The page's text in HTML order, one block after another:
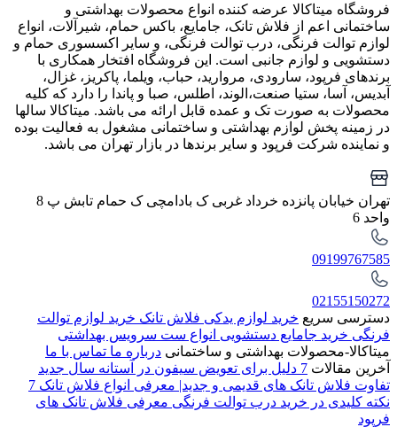
فروشگاه میتاکالا عرضه کننده انواع محصولات بهداشتی و
ساختمانی اعم از فلاش تانک، جامایع، باکس حمام، شیرآلات، انواع
لوازم توالت فرنگی، درب توالت فرنگی، و سایر اکسسوری حمام و
دستشویی و لوازم جانبی است. این فروشگاه افتخار همکاری با
برندهای فرپود، سارودی، مروارید، حباب، ویلما، پاکریز، غزال،
آبدیس، آسا، ستیا صنعت،الوند، اطلس، صبا و پاندا را دارد که کلیه
محصولات به صورت تک و عمده قابل ارائه می باشد. میتاکالا سالها
در زمینه پخش لوازم بهداشتی و ساختمانی مشغول به فعالیت بوده
و نماینده شرکت فرپود و سایر برندها در بازار تهران می باشد.
تهران خیابان پانزده خرداد غربی ک بادامچی ک حمام تابش پ 8
واحد 6
09199767585
02155150272
دسترسی سریع خرید لوازم یدکی فلاش تانک خرید لوازم توالت
فرنگی خرید جامایع دستشویی انواع ست سرویس بهداشتی
میتاکالا-محصولات بهداشتی و ساختمانی درباره ما تماس با ما
آخرین مقالات 7 دلیل برای تعویض سیفون در آستانه سال جدید
تفاوت فلاش تانک های قدیمی و جدید| معرفی انواع فلاش تانک 7
نکته کلیدی در خرید درب توالت فرنگی معرفی فلاش تانک های
فرپود